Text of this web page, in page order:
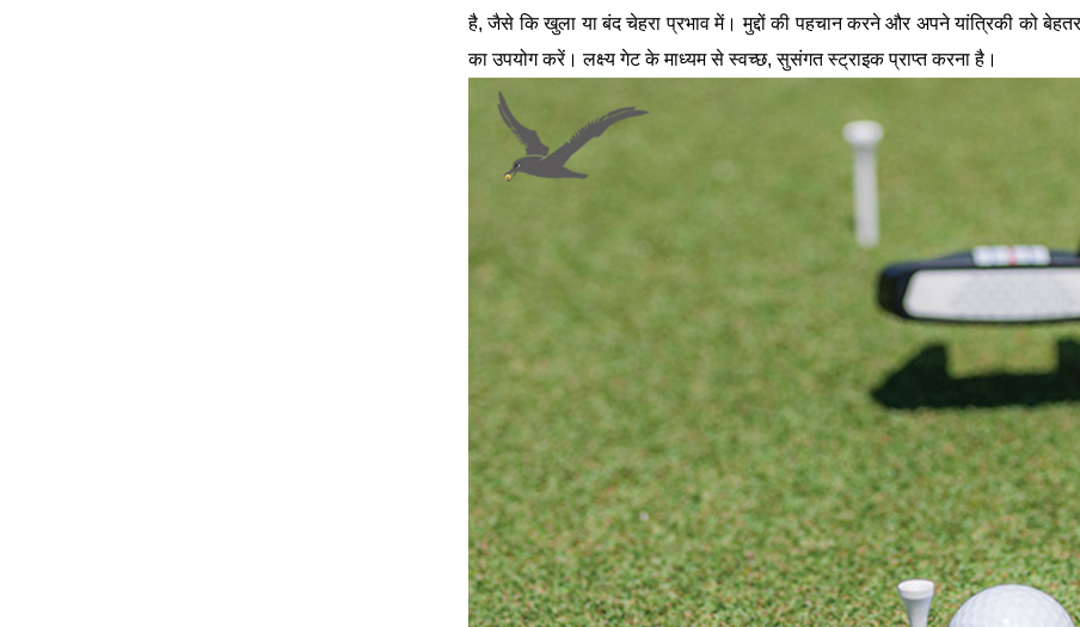
है, जैसे कि खुला या बंद चेहरा प्रभाव में। मुद्दों की पहचान करने और अपने यांत्रिकी को
का उपयोग करें। लक्ष्य गेट के माध्यम से स्वच्छ, सुसंगत स्ट्राइक प्राप्त करना है।